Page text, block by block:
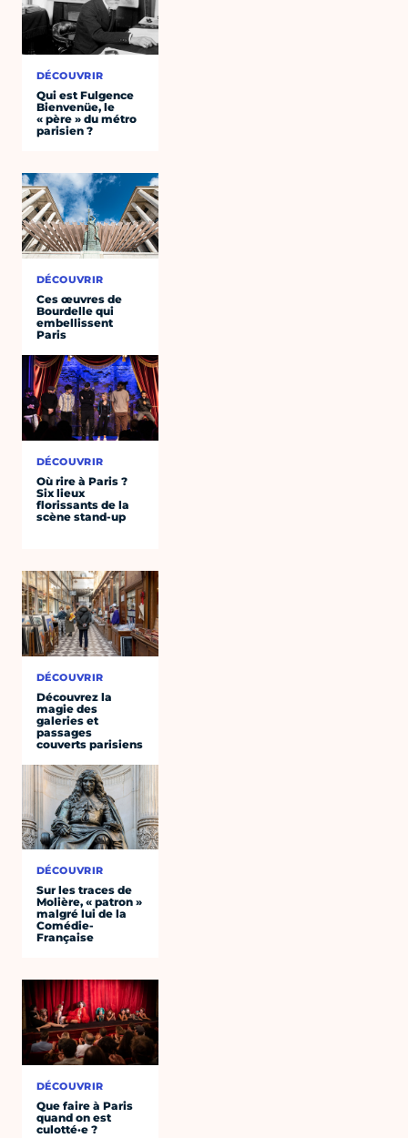
DÉCOUVRIR
Qui est Fulgence
Bienvenüe, le
« père » du métro
parisien ?
DÉCOUVRIR
Ces œuvres de
Bourdelle qui
embellissent
Paris
DÉCOUVRIR
Où rire à Paris ?
Six lieux
florissants de la
scène stand-up
DÉCOUVRIR
Découvrez la
magie des
galeries et
passages
couverts parisiens
DÉCOUVRIR
Sur les traces de
Molière, « patron »
malgré lui de la
Comédie-
Française
DÉCOUVRIR
Que faire à Paris
quand on est
culotté·e ?